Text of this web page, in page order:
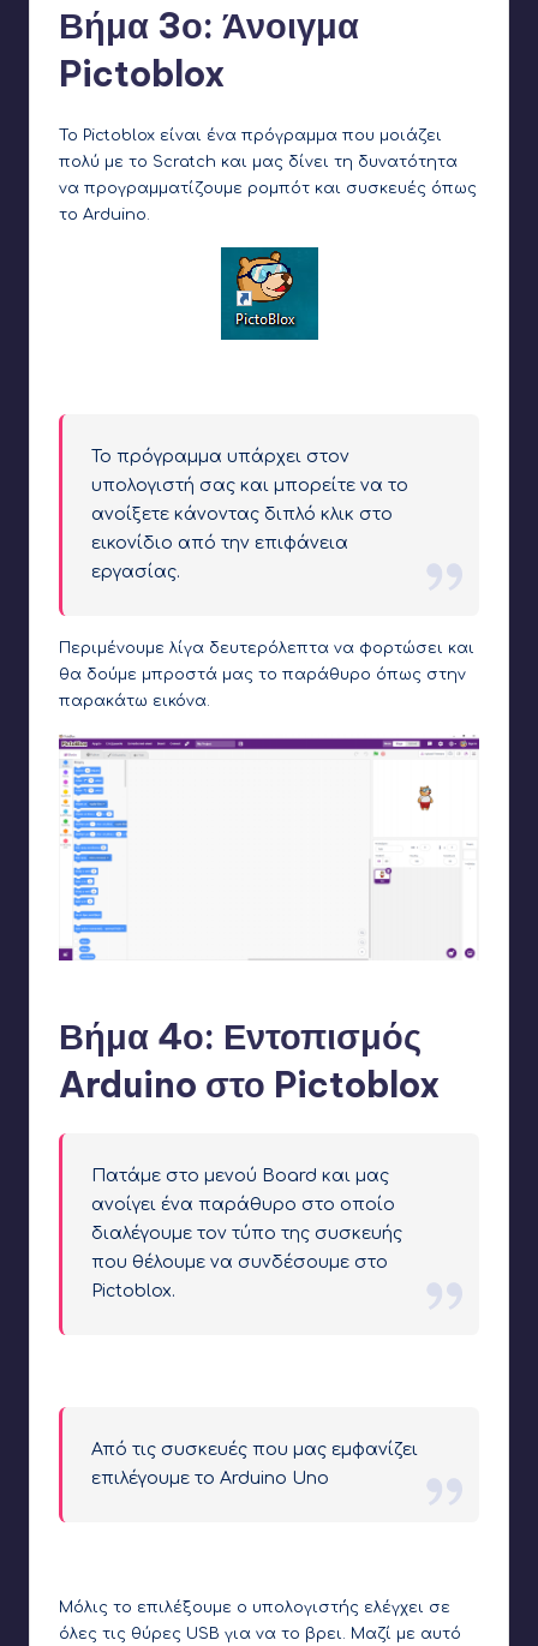
Βήμα 3ο: Άνοιγμα
Pictoblox
Το Pictoblox είναι ένα πρόγραμμα που μοιάζει
πολύ με το Scratch και μας δίνει τη δυνατότητα
να προγραμματίζουμε ρομπότ και συσκευές όπως
το Arduino.
Το πρόγραμμα υπάρχει στον
υπολογιστή σας και μπορείτε να το
ανοίξετε κάνοντας διπλό κλικ στο
εικονίδιο από την επιφάνεια
εργασίας.
Περιμένουμε λίγα δευτερόλεπτα να φορτώσει και
θα δούμε μπροστά μας το παράθυρο όπως στην
παρακάτω εικόνα.
Βήμα 4ο: Εντοπισμός
Arduino στο Pictoblox
Πατάμε στο μενού Board και μας
ανοίγει ένα παράθυρο στο οποίο
διαλέγουμε τον τύπο της συσκευής
που θέλουμε να συνδέσουμε στο
Pictoblox.
Από τις συσκευές που μας εμφανίζει
επιλέγουμε το Arduino Uno
Μόλις το επιλέξουμε ο υπολογιστής ελέγχει σε
όλες τις θύρες USB για να το βρει. Μαζί με αυτό